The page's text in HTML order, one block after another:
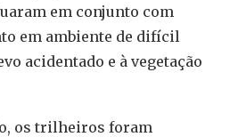
em conjunto com
em ambiente de difícil
acidentado e à vegetação
os trilheiros foram